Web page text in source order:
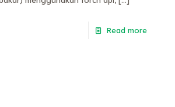
Read more